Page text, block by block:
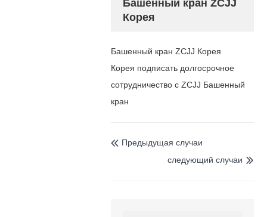
Корея
Башенный кран ZCJJ Корея
Корея подписать долгосрочное
сотрудничество с ZCJJ Башенный
кран
 Предыдущая случаи

следующий случаи